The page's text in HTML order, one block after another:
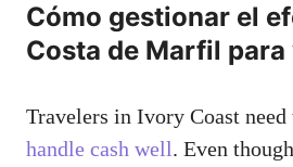
Cómo gestionar el
Costa de Marfil
Travelers in Ivory Coast
handle cash well. Even